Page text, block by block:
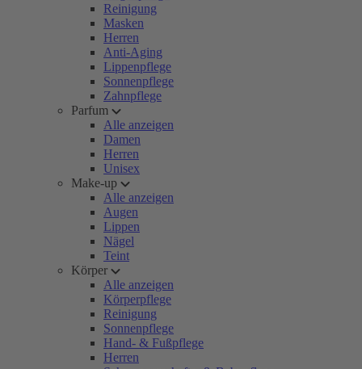
Reinigung
Masken
Herren
Anti-Aging
Lippenpflege
Sonnenpflege
Zahnpflege
Parfum
Alle anzeigen
Damen
Herren
Unisex
Make-up
Alle anzeigen
Augen
Lippen
Nägel
Teint
Körper
Alle anzeigen
Körperpflege
Reinigung
Sonnenpflege
Hand- & Fußpflege
Herren